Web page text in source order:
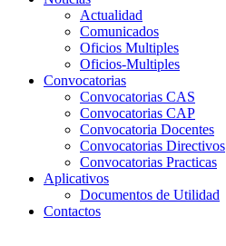
Actualidad
Comunicados
Oficios Multiples
Oficios-Multiples
Convocatorias
Convocatorias CAS
Convocatorias CAP
Convocatoria Docentes
Convocatorias Directivos
Convocatorias Practicas
Aplicativos
Documentos de Utilidad
Contactos